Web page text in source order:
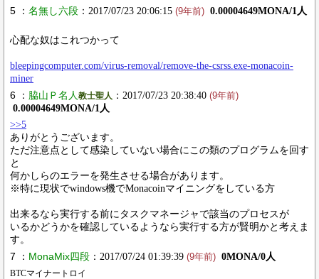
5 ： 名無し六段 ：2017/07/23 20:06:15 (9年前) 0.00004649MONA/1人
心配な奴はこれつかって
bleepingcomputer.com/virus-removal/remove-the-csrss.exe-monacoin-
miner
6 ： 脇山Ｐ名人 教士聖人 ：2017/07/23 20:38:40 (9年前)
0.00004649MONA/1人
>>5
ありがとうございます。
ただ注意点として感染していない場合にこの類のプログラムを回す
と
何かしらのエラーを発生させる場合があります。
※特に現状でwindows機でMonacoinマイニングをしている方
出来るなら実行する前にタスクマネージャで該当のプロセスが
いるかどうかを確認しているようなら実行する方が賢明かと考えま
す。
7 ： MonaMix四段 ：2017/07/24 01:39:39 (9年前) 0MONA/0人
BTCマイナートロイ